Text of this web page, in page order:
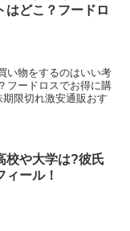
はどこ？フードロ
い物をするのはいい考
フードロスでお得に購
限切れ激安通販おす
校や大学は?彼氏
ィール！